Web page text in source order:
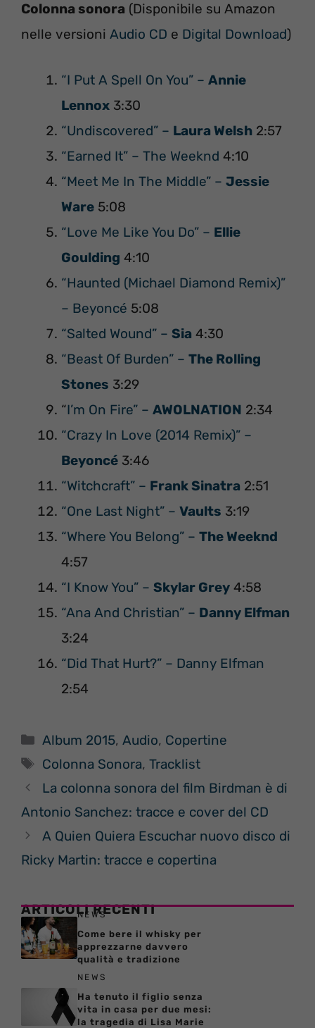
Colonna sonora (Disponibile su Amazon
nelle versioni Audio CD e Digital Download)
“I Put A Spell On You” – Annie
Lennox 3:30
“Undiscovered” – Laura Welsh 2:57
“Earned It” – The Weeknd 4:10
“Meet Me In The Middle” – Jessie
Ware 5:08
“Love Me Like You Do” – Ellie
Goulding 4:10
“Haunted (Michael Diamond Remix)”
– Beyoncé 5:08
“Salted Wound” – Sia 4:30
“Beast Of Burden” – The Rolling
Stones 3:29
“I’m On Fire” – AWOLNATION 2:34
“Crazy In Love (2014 Remix)” –
Beyoncé 3:46
“Witchcraft” – Frank Sinatra 2:51
“One Last Night” – Vaults 3:19
“Where You Belong” – The Weeknd
4:57
“I Know You” – Skylar Grey 4:58
“Ana And Christian” – Danny Elfman
3:24
“Did That Hurt?” – Danny Elfman
2:54
Categorie
Album 2015,Audio, Copertine
Tag
Colonna Sonora,Tracklist
La colonna sonora del film Birdman è di
Antonio Sanchez: tracce e cover del CD
A Quien Quiera Escuchar nuovo disco di
Ricky Martin: tracce e copertina
ARTICOLI RECENTI
NEWS
Come bere il whisky per
apprezzarne davvero
qualità e tradizione
NEWS
Ha tenuto il figlio senza
vita in casa per due mesi:
la tragedia di Lisa Marie